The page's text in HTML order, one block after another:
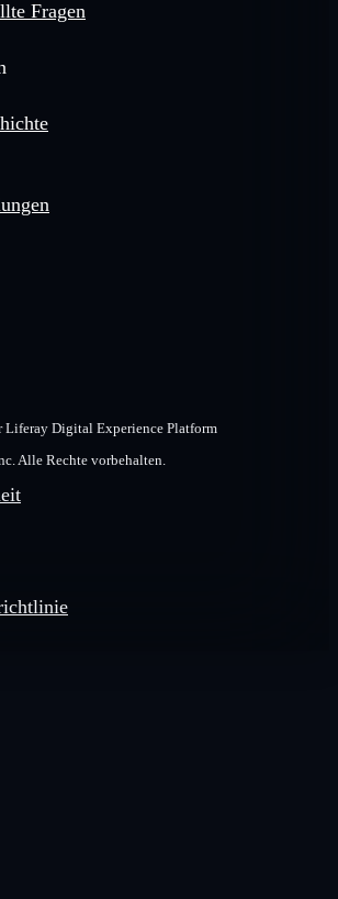
Fragen
Liferay Digital Experience Platform
Alle Rechte vorbehalten.